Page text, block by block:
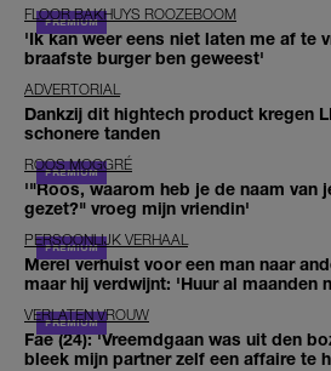
FLOOR BAKHUYS ROOZEBOOM
'Ik kan weer eens niet laten me af te
braafste burger ben geweest'
ADVERTORIAL
Dankzij dit hightech product kregen
schonere tanden
ROOS MOGGRÉ
'"Roos, waarom heb je de naam van
gezet?" vroeg mijn vriendin'
PERSOONLIJK VERHAAL
Merel verhuist voor een man naar
maar hij verdwijnt: 'Huur al maanden
VERLATEN VROUW
Fae (24): 'Vreemdgaan was uit den
bleek mijn partner zelf een affaire te